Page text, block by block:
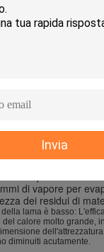
Invia
o del termale può
termico è diviso in due
più asciutto e
simultaneamente ed
è heated e secco in
dagli alberi rotanti e
dell'essiccatore,
di siccità e poi è
di lama è basso:
indiretto;
la parete esterna
di vapore per
dei residui di
lama è basso:
calore molto grande,
diminuiti acutamente.